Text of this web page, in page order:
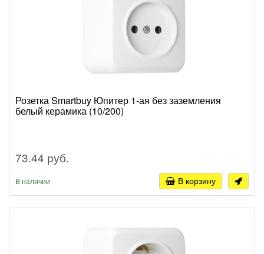
Розетка Smartbuy Юпитер 1-ая без заземления
белый керамика (10/200)
73.44 руб.
В наличии В корзину